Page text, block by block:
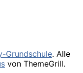
Grundschule. Alle
von ThemeGrill.